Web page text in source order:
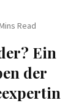
Read
Ein
der